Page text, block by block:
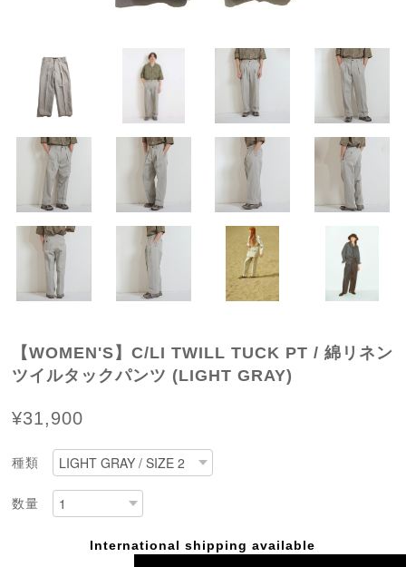
【WOMEN'S】C/LI TWILL TUCK PT / 綿リネン
ツイルタックパンツ (LIGHT GRAY)
¥31,900
種類
数量
International shipping available